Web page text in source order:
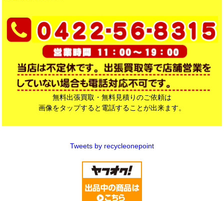
【西東京市】Rinnai リンナイ 都市ガス用ガステーブル KG34NBKL
入荷しました！
2026/7/14
【新入荷】
【三鷹市】SHARP シャープ 2ドア冷蔵庫 SJ-D15P 入荷しまし
た！
2026/7/12【新入荷】
【武蔵野市】Paloma パロマ 都市ガス用ガステーブル IC-S37-R 入
荷しました！
【練馬区】YAMAZEN 山善 電子レンジ YRB-177 入荷しました！
【杉並区】Paloma パロマ 都市ガス用ガステーブル IC-S86BM-2R
無料出張買取・無料見積りのご依頼は
画像をタップすると電話することが出来ます。
Tweets by recycleonepoint